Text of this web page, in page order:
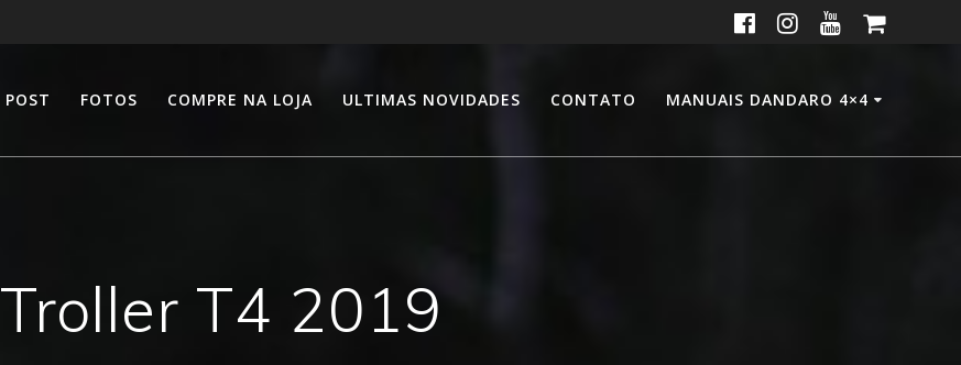
POST FOTOS COMPRE NA LOJA ULTIMAS NOVIDADES CONTATO MANUAIS DANDARO 4×4
Troller T4 2019